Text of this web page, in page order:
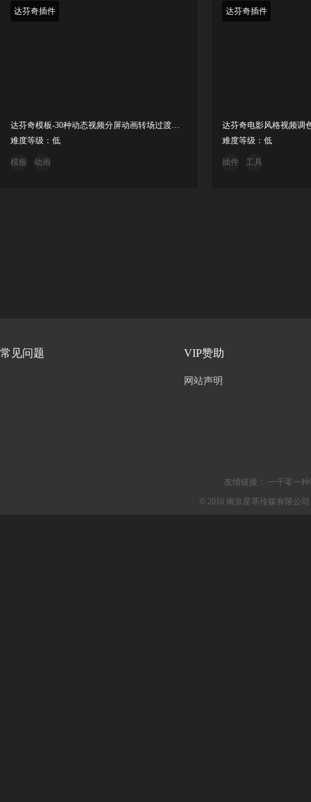
达芬奇插件
达芬奇模板-30种动态视频分屏动画转场过渡预设
难度等级：低
模板 动画
达芬奇插件
难度等级：低
插件 工具
常见问题 VIP赞助
网站声明
友情链接：
一千零一
© 2016 南京星萃传媒有限公司